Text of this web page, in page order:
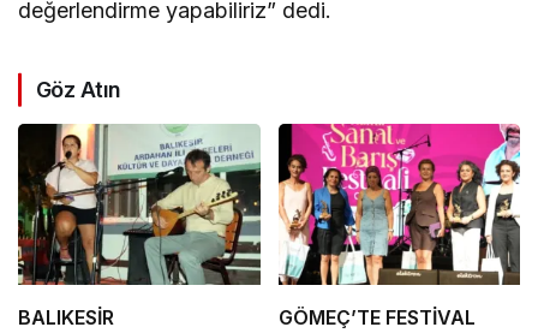
değerlendirme yapabiliriz” dedi.
Göz Atın
BALIKESİR
GÖMEÇ’TE FESTİVAL